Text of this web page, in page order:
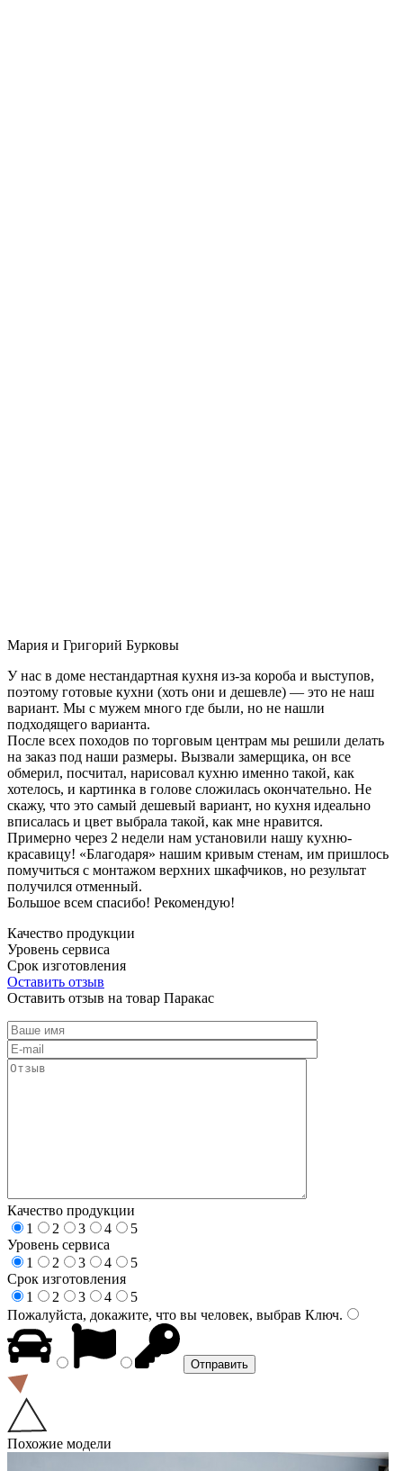
Мария и Григорий Бурковы
У нас в доме нестандартная кухня из-за короба и выступов,
поэтому готовые кухни (хоть они и дешевле) — это не наш
вариант. Мы с мужем много где были, но не нашли
подходящего варианта.
После всех походов по торговым центрам мы решили делать
на заказ под наши размеры. Вызвали замерщика, он все
обмерил, посчитал, нарисовал кухню именно такой, как
хотелось, и картинка в голове сложилась окончательно. Не
скажу, что это самый дешевый вариант, но кухня идеально
вписалась и цвет выбрала такой, как мне нравится.
Примерно через 2 недели нам установили нашу кухню-
красавицу! «Благодаря» нашим кривым стенам, им пришлось
помучиться с монтажом верхних шкафчиков, но результат
получился отменный.
Большое всем спасибо! Рекомендую!
Качество продукции
Уровень сервиса
Срок изготовления
Оставить отзыв
Оставить отзыв на товар Паракас
Качество продукции
1
2 3 4
5
Уровень сервиса
1
2 3 4
5
Срок изготовления
1
2 3 4
5
Пожалуйста, докажите, что вы человек, выбрав Ключ.
Похожие модели